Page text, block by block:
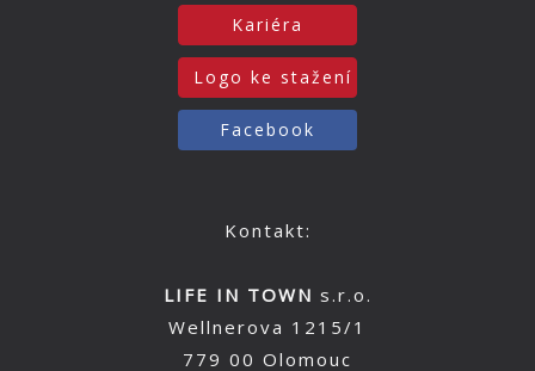
Kariéra
Logo ke stažení
Facebook
Kontakt:
LIFE IN TOWN s.r.o.
Wellnerova 1215/1
779 00 Olomouc